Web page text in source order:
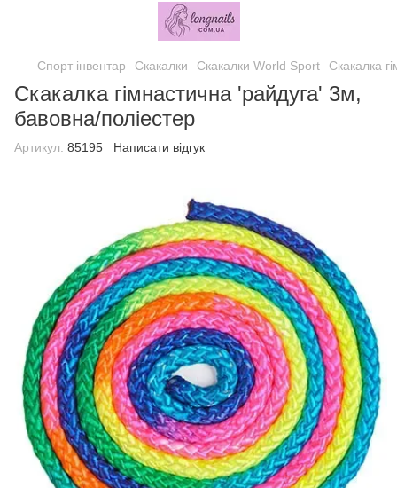
Спорт інвентар Скакалки Скакалки World Sport Скакалка
Скакалка гімнастична 'райдуга' 3м,
бавовна/поліестер
Артикул: 85195 Написати відгук